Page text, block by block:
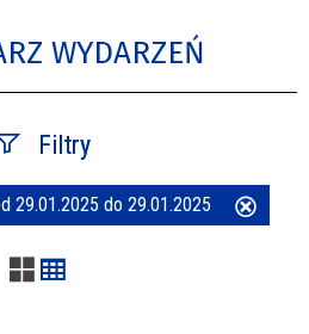
WYDARZEŃ
Filtry
29.01.2025 do 29.01.2025